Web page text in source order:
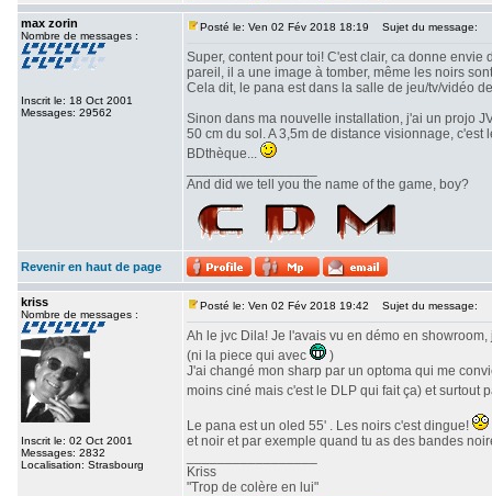
max zorin
Nombre de messages :
Inscrit le: 18 Oct 2001
Messages: 29562
Posté le: Ven 02 Fév 2018 18:19 Sujet du message:
Super, content pour toi! C'est clair, ca donne
pareil, il a une image à tomber, même les noirs
Cela dit, le pana est dans la salle de jeu/tv/vidéo
Sinon dans ma nouvelle installation, j'ai un projo
50 cm du sol. A 3,5m de distance visionnage,
BDthèque...
And did we tell you the name of the game, boy?
Revenir en haut de page
kriss
Nombre de messages :
Inscrit le: 02 Oct 2001
Messages: 2832
Localisation: Strasbourg
Posté le: Ven 02 Fév 2018 19:42 Sujet du message:
Ah le jvc Dila! Je l'avais vu en démo en
(ni la piece qui avec
)
J'ai changé mon sharp par un optoma qui me
moins ciné mais c'est le DLP qui fait ça) et
Le pana est un oled 55' . Les noirs c'est dingue!
et noir et par exemple quand tu as des bandes
Kriss
"Trop de colère en lui"